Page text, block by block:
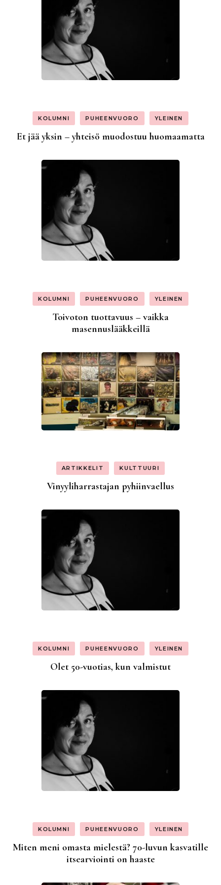
KOLUMNI PUHEENVUORO YLEINEN
Et jää yksin – yhteisö muodostuu huomaamatta
KOLUMNI PUHEENVUORO YLEINEN
Toivoton tuottavuus – vaikka
masennuslääkkeillä
ARTIKKELIT KULTTUURI
Vinyyliharrastajan pyhiinvaellus
KOLUMNI PUHEENVUORO YLEINEN
Olet 50-vuotias, kun valmistut
KOLUMNI PUHEENVUORO YLEINEN
Miten meni omasta mielestä? 70-luvun kasvatille
itsearviointi on haaste